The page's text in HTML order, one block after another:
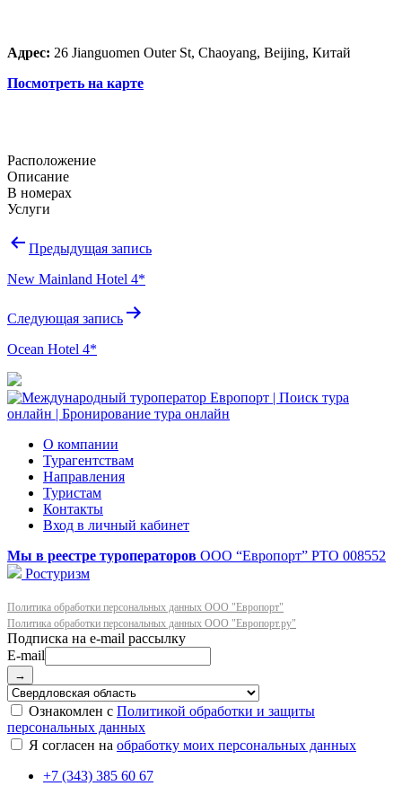
Адрес: 26 Jianguomen Outer St, Chaoyang, Beijing, Китай ‎
Посмотреть на карте
Расположение
Описание
В номерах
Услуги
Навигация
записям
Предыдущая запись
New Mainland Hotel 4*
Следующая запись
Ocean Hotel 4*
О компании
Турагентствам
Направления
Туристам
Контакты
Вход в личный кабинет
Мы в реестре туроператоров ООО “Европорт” РТО 008552
Ростуризм
Политика обработки персональных данных ООО "Европорт"
Политика обработки персональных данных ООО "Европорт.ру"
E-mail
→
Ознакомлен с Политикой обработки и защиты
персональных данных
Я согласен на обработку моих персональных данных
+7 (343) 385 60 67